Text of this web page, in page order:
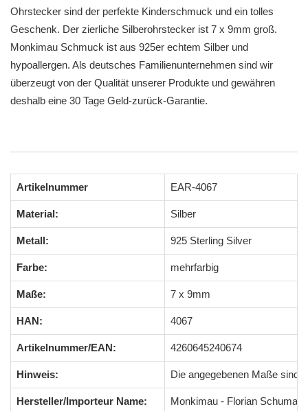
Ohrstecker sind der perfekte Kinderschmuck und ein tolles
Geschenk. Der zierliche Silberohrstecker ist 7 x 9mm groß.
Monkimau Schmuck ist aus 925er echtem Silber und
hypoallergen. Als deutsches Familienunternehmen sind wir
überzeugt von der Qualität unserer Produkte und gewähren
deshalb eine 30 Tage Geld-zurück-Garantie.
Artikelnummer EAR-4067
Material: Silber
Metall: 925 Sterling Silver
Farbe: mehrfarbig
Maße: 7 x 9mm
HAN: 4067
Artikelnummer/EAN: 4260645240674
Hinweis: Die angegebenen Maße sind
Hersteller/Importeur Name: Monkimau - Florian